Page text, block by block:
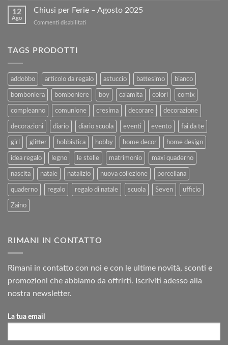
con
Rimborso
PASQUA
12
Ago
Chiusi per Ferie – Agosto 2025
Commenti disabilitati
2025
TAGS PRODOTTI
addobbo articolo da regalo astuccio battesimo bianco
bomboniera bomboniere boy calamita colori comix
compleanno comunione cresima decorare decorazione
decorazioni diario diario scuola eventi evento fai da te
girl glitter hobbistica hobby home decor home design
idea regalo legno le stelle matrimonio maxi quaderno
nascita natale natalizio nuova collezione porcellana
quaderno regalo regalo di natale scuola Seven ufficio
Zaino
RIMANI IN CONTATTO
Rimani in contatto con noi e con le ultime novità, sconti e
promozioni che abbiamo da offrirti. Iscriviti adesso alla
nostra newsletter.
La tua email